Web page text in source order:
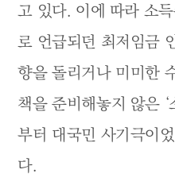
고 있다. 이에 따라 소
로 언급되던 최저임금
향을 돌리거나 미미한
책을 준비해놓지 않은
부터 대국민 사기극이
다.